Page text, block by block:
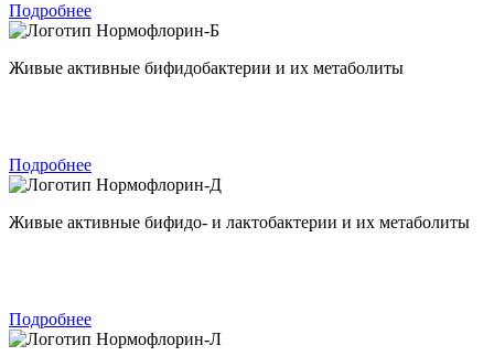
Подробнее
Нормофлорин-Б
Живые активные бифидобактерии и их метаболиты
Подробнее
Нормофлорин-Д
Живые активные бифидо- и лактобактерии и их метаболиты
Подробнее
Нормофлорин-Л